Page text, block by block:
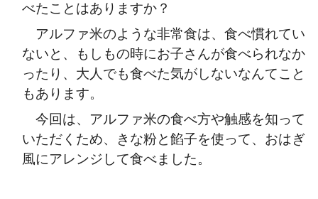
べたことはありますか？
アルファ米のような非常食は、食べ慣れてい
ないと、もしもの時にお子さんが食べられなか
ったり、大人でも食べた気がしないなんてこと
もあります。
今回は、アルファ米の食べ方や触感を知って
いただくため、きな粉と餡子を使って、おはぎ
風にアレンジして食べました。